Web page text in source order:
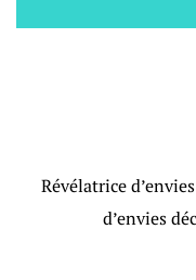
Révélatrice
d’envies